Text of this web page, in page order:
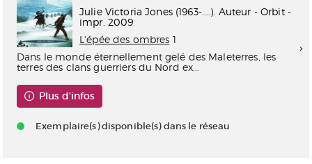
Julie Victoria Jones (1963-....). Auteur - Orbit -
impr. 2009
L'épée des ombres 1
Dans le monde éternellement gelé des Maleterres, les
terres des clans guerriers du Nord ex...
Plus d'infos
Exemplaire(s) disponible(s) dans le réseau